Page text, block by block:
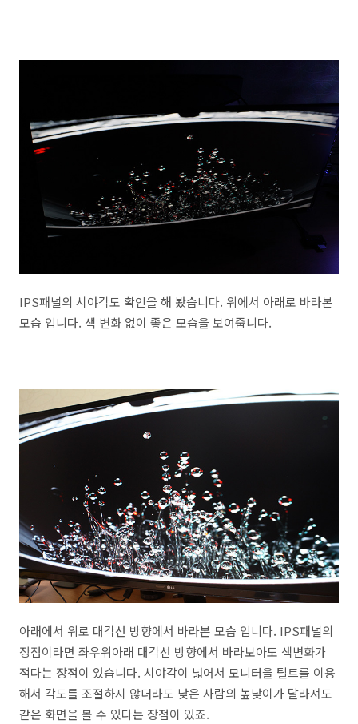
IPS패널의 시야각도 확인을 해 봤습니다. 위에서 아래로 바라본
모습 입니다. 색 변화 없이 좋은 모습을 보여줍니다.
아래에서 위로 대각선 방향에서 바라본 모습 입니다. IPS패널의
장점이라면 좌우위아래 대각선 방향에서 바라보아도 색변화가
적다는 장점이 있습니다. 시야각이 넓어서 모니터을 틸트를 이용
해서 각도를 조절하지 않더라도 낮은 사람의 높낮이가 달라져도
같은 화면을 볼 수 있다는 장점이 있죠.